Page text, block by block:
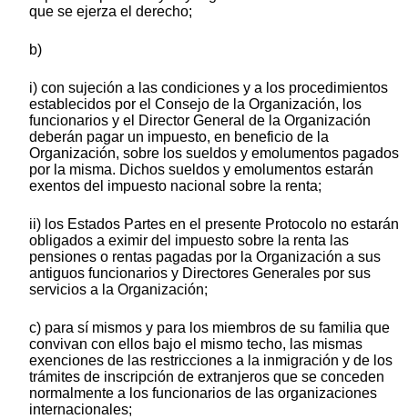
que se ejerza el derecho;
b)
i) con sujeción a las condiciones y a los procedimientos
establecidos por el Consejo de la Organización, los
funcionarios y el Director General de la Organización
deberán pagar un impuesto, en beneficio de la
Organización, sobre los sueldos y emolumentos pagados
por la misma. Dichos sueldos y emolumentos estarán
exentos del impuesto nacional sobre la renta;
ii) los Estados Partes en el presente Protocolo no estarán
obligados a eximir del impuesto sobre la renta las
pensiones o rentas pagadas por la Organización a sus
antiguos funcionarios y Directores Generales por sus
servicios a la Organización;
c) para sí mismos y para los miembros de su familia que
convivan con ellos bajo el mismo techo, las mismas
exenciones de las restricciones a la inmigración y de los
trámites de inscripción de extranjeros que se conceden
normalmente a los funcionarios de las organizaciones
internacionales;